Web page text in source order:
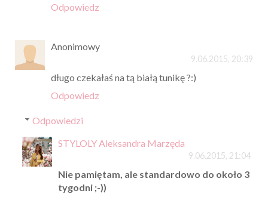
Odpowiedz
Anonimowy
9.06.2015, 20:39
długo czekałaś na tą białą tunikę ?:)
Odpowiedz
Odpowiedzi
STYLOLY Aleksandra Marzęda
9.06.2015, 21:04
Nie pamiętam, ale standardowo do około 3
tygodni ;-))